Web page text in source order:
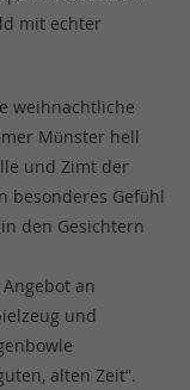
mit echter
weihnachtliche
Münster hell
und Zimt der
besonderes Gefühl
den Gesichtern
an
und
alten Zeit“.